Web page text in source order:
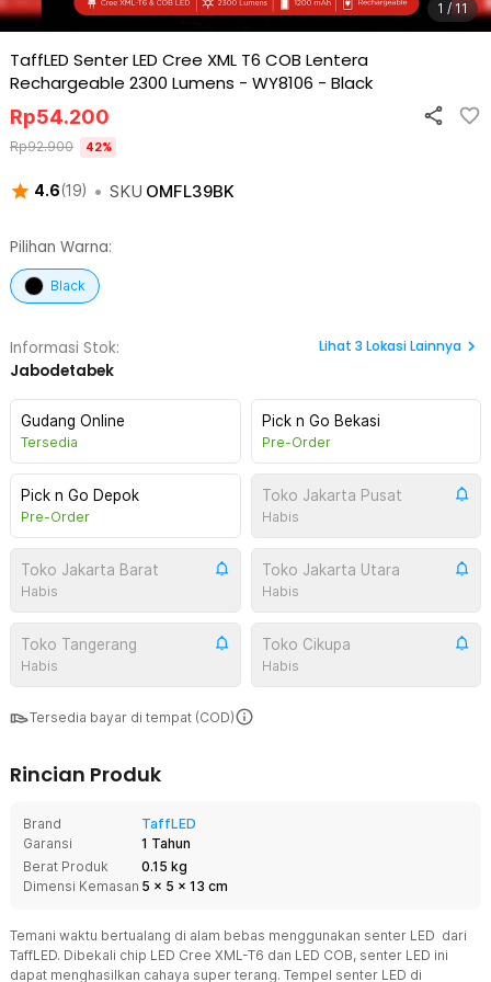
1 / 11
TaffLED Senter LED Cree XML T6 COB Lentera
Rechargeable 2300 Lumens - WY8106 - Black
4.6(19) • SKU OMFL39BK
Rp54.200
Rp92.900 42%
Pilihan Warna:
Black
Informasi Stok:
Jabodetabek
Lihat 3 Lokasi Lainnya
Gudang Online
Tersedia
Pick n Go Bekasi
Pre-Order
Pick n Go Depok
Pre-Order
Toko Jakarta Pusat
Habis
Toko Jakarta Barat
Habis
Toko Jakarta Utara
Habis
Toko Tangerang
Habis
Toko Cikupa
Habis
Tersedia bayar di tempat (COD)
Rincian Produk
Brand
TaffLED
Garansi
1 Tahun
Berat Produk
0.15 kg
Dimensi Kemasan 5 x 5 x 13 cm
Temani waktu bertualang di alam bebas menggunakan senter LED dari
TaffLED. Dibekali chip LED Cree XML-T6 dan LED COB, senter LED ini
dapat menghasilkan cahaya super terang. Tempel senter LED di